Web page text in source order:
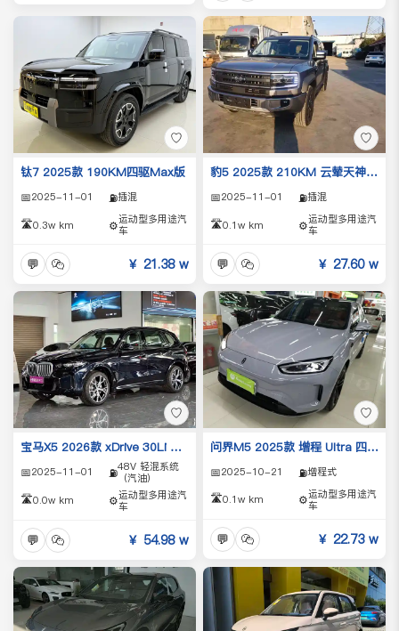
♡
钛7 2025款 190KM四驱Max版
📅2025-11-01 ⛽插混
🛣️0.3w km ⚙️运动型多用途汽
车
💬 ￥ 21.38 w
♡
豹5 2025款 210KM 云辇天神Ultra版
📅2025-11-01 ⛽插混
🛣️0.1w km ⚙️运动型多用途汽
车
💬 ￥ 27.60 w
♡
宝马X5 2026款 xDrive 30Li 尊享型M运动曜夜套装
📅2025-11-01 ⛽48V 轻混系统
（汽油）
🛣️0.0w km ⚙️运动型多用途汽
车
💬 ￥ 54.98 w
♡
问界M5 2025款 增程 Ultra 四驱版
📅2025-10-21 ⛽增程式
🛣️0.1w km ⚙️运动型多用途汽
车
💬 ￥ 22.73 w